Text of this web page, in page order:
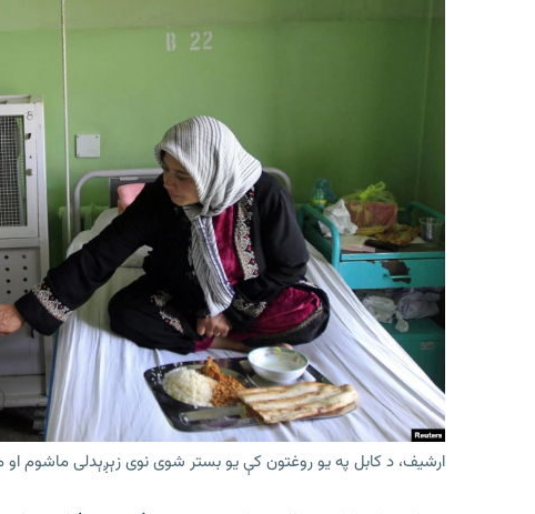
ارشیف، د کابل په یو روغتون کې یو بستر شوی نوی زېږېدلی ماشوم او